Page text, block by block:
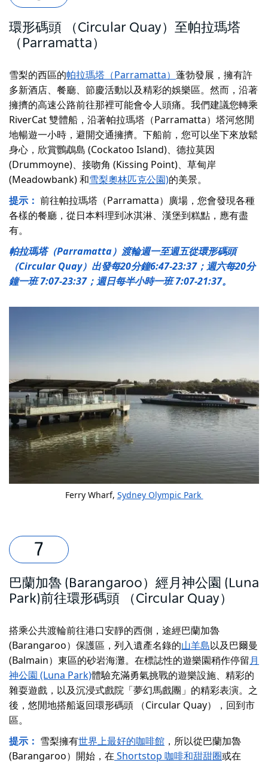
環形碼頭 （Circular Quay）至帕拉瑪塔
（Parramatta）
雪梨的西區的帕拉瑪塔（Parramatta） 蓬勃發展，擁有許
多新酒店、餐廳、節慶活動以及精彩的娛樂區。然而，沿著
擁擠的高速公路前往那裡可能會令人頭痛。我們建議您轉乘
RiverCat 雙體船，沿著帕拉瑪塔（Parramatta）塔河悠閒
地暢遊一小時，避開交通擁擠。下船前，您可以坐下來放鬆
身心，欣賞鸚鵡島 (Cockatoo Island)、德拉莫因
(Drummoyne)、接吻角 (Kissing Point)、草甸岸
(Meadowbank) 和雪梨奧林匹克公園)的美景。
提示： 前往帕拉瑪塔（Parramatta）廣場，您會發現各種
各樣的餐廳，從日本料理到冰淇淋、漢堡到糕點，應有盡
有。
帕拉瑪塔（Parramatta）渡輪週一至週五從環形碼頭
（Circular Quay）出發每20分鐘6:47-23:37；週六每20分
鐘一班 7:07-23:37；週日每半小時一班 7:07-21:37。
Ferry Wharf, Sydney Olympic Park
巴蘭加魯 (Barangaroo）經月神公園 (Luna
Park)前往環形碼頭 （Circular Quay）
搭乘公共渡輪前往港口安靜的西側，途經巴蘭加魯
(Barangaroo）保護區 ，列入遺產名錄的山羊島以及巴爾曼
(Balmain）東區的砂岩海灘。在標誌性的遊樂園稍作停留月
神公園 (Luna Park)體驗充滿勇氣挑戰的遊樂設施、精彩的
雜耍遊戲，以及沉浸式戲院「夢幻馬戲團」的精彩表演。之
後，悠閒地搭船返回環形碼頭 （Circular Quay），回到市
區。
提示： 雪梨擁有世界上最好的咖啡館 ，所以從巴蘭加魯
(Barangaroo）開始，在 Shortstop 咖啡和甜甜圈或在